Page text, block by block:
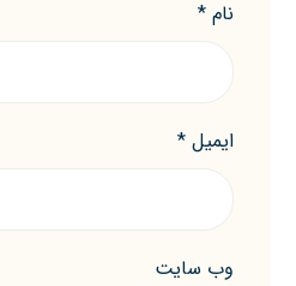
نام*
ایمیل*
وب‌ سایت